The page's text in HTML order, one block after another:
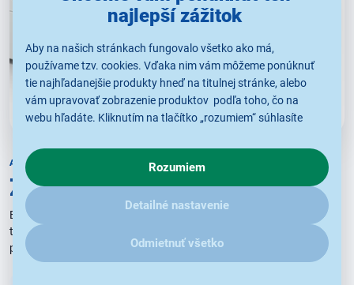
najlepší zážitok
Aby na našich stránkach fungovalo všetko ako má,
používame tzv. cookies. Vďaka nim vám môžeme ponúknuť
tie najhľadanejšie produkty hneď na titulnej stránke, alebo
vám upravovať zobrazenie produktov podľa toho, čo na
webu hľadáte. Kliknutím na tlačítko „rozumiem“ súhlasíte
o chovaní na webe pre zobrazovaní cielených reklám.
V prípade že vás zaujímajú detaily, ako u nás s cookies a
ďalšími údaji pracujeme, kliknitesem.
Rozumiem
Detailné nastavenie
Odmietnuť všetko
ATRAMENT PRE ECOTANK
Zabudnite na kazety
Epson EcoTank využíva doplniteľné zásobníky atramentu. Vďaka
tomu prináša úspornú, pohodlnú a praktickú tlač pre domácnosť aj
prácu.